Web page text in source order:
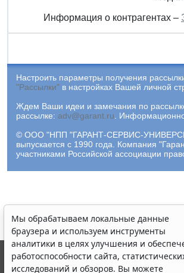
Информация о контрагентах –
Настроить параметры получения
"Рассылки" в настройках Вашей личной
Ждем Ваши идеи и замечания по
рассылке: adv@garant.ru
© ООО "НПП "ГАРАНТ-СЕРВИС-
выпускается с 1990 года. Компания
участниками Российской ассоциации
Мы обрабатываем локальные данные
браузера и используем инструменты
аналитики в целях улучшения и
работоспособности сайта,
исследований и обзоров. Вы можете
© ООО "НПП "ГАРАНТ-СЕРВИС", 2026.